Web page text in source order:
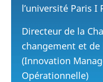
l’université Paris I
Directeur de la
changement et de
(Innovation
Opérationnelle)